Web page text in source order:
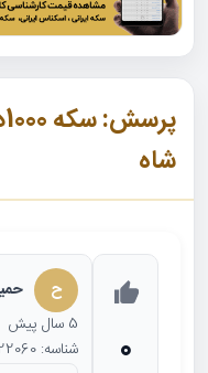
شاه
0
ح
5 سال پیش
شناسه: 22060